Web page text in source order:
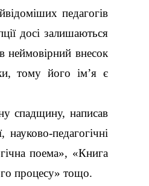
педагогів
досі залишаються
неймовірний внесок
тому його ім’я є
спадщину, написав
педагогічні
поема», «Книга
процесу» тощо.